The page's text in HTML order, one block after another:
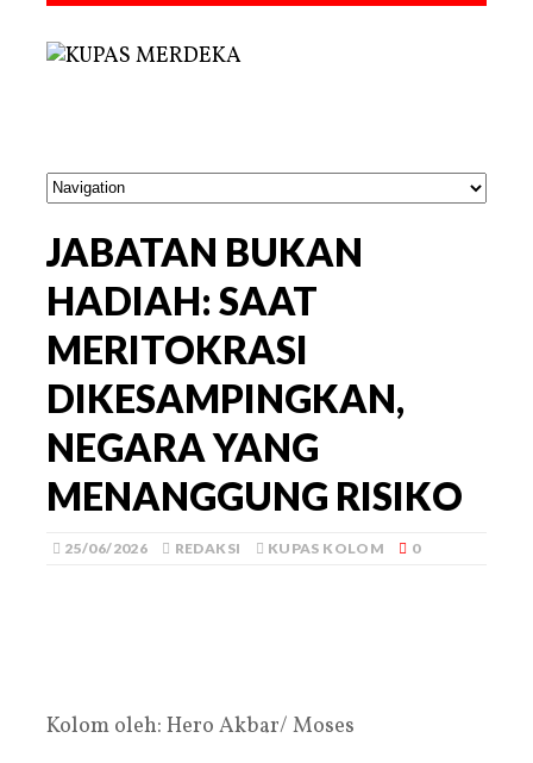
JABATAN BUKAN
HADIAH: SAAT
MERITOKRASI
DIKESAMPINGKAN,
NEGARA YANG
MENANGGUNG RISIKO
25/06/2026 REDAKSI KUPAS KOLOM 0
Kolom oleh: Hero Akbar/ Moses